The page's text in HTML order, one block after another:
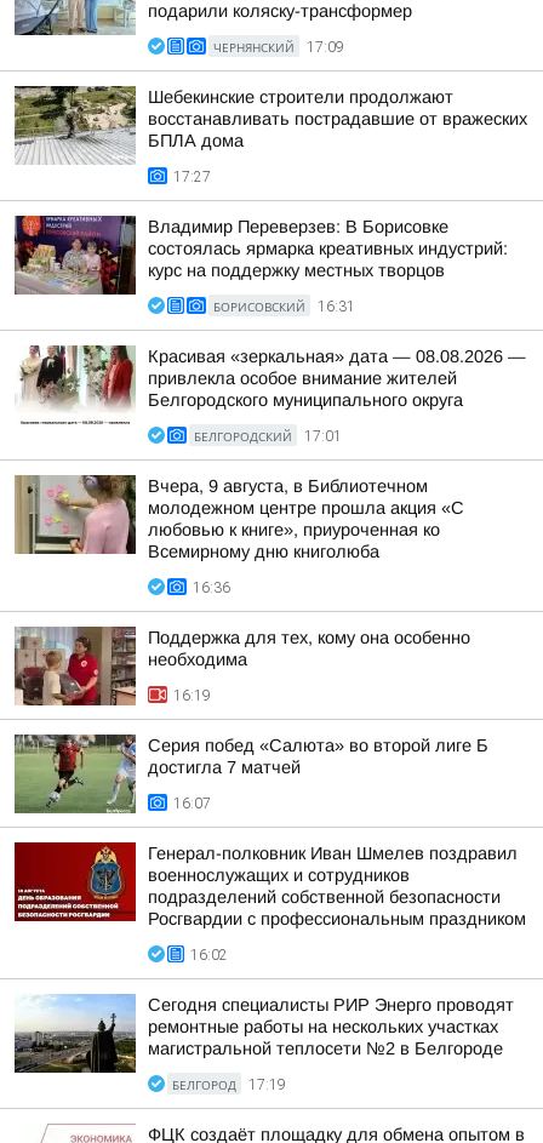
подарили коляску-трансформер
ЧЕРНЯНСКИЙ 17:09
Шебекинские строители продолжают
восстанавливать пострадавшие от вражеских
БПЛА дома
17:27
Владимир Переверзев: В Борисовке
состоялась ярмарка креативных индустрий:
курс на поддержку местных творцов
БОРИСОВСКИЙ 16:31
Красивая «зеркальная» дата — 08.08.2026 —
привлекла особое внимание жителей
Белгородского муниципального округа
БЕЛГОРОДСКИЙ 17:01
Вчера, 9 августа, в Библиотечном
молодежном центре прошла акция «С
любовью к книге», приуроченная ко
Всемирному дню книголюба
16:36
Поддержка для тех, кому она особенно
необходима
16:19
Серия побед «Салюта» во второй лиге Б
достигла 7 матчей
16:07
Генерал-полковник Иван Шмелев поздравил
военнослужащих и сотрудников
подразделений собственной безопасности
Росгвардии с профессиональным праздником
16:02
Сегодня специалисты РИР Энерго проводят
ремонтные работы на нескольких участках
магистральной теплосети №2 в Белгороде
БЕЛГОРОД 17:19
ФЦК создаёт площадку для обмена опытом в